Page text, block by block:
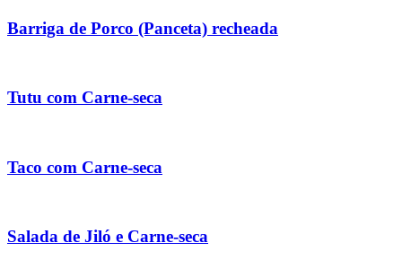
Barriga de Porco (Panceta) recheada
Tutu com Carne-seca
Taco com Carne-seca
Salada de Jiló e Carne-seca